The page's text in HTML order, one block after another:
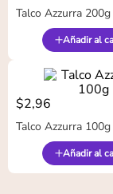
Talco Azzurra 200g
Añadir al
$2,96
Talco Azzurra 100g
Añadir al